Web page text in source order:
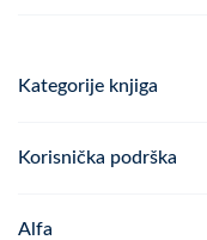
Kategorije knjiga
Školski program
Korisnička podrška
Često postavljana
Alfa